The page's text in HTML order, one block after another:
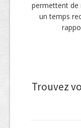
permettent de
un temps
Trouvez